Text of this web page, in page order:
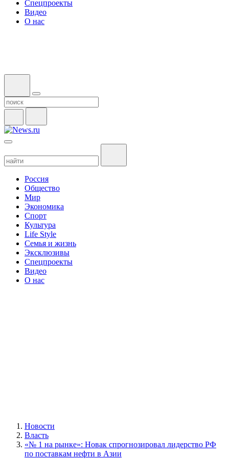
Спецпроекты
Видео
О нас
Россия
Общество
Мир
Экономика
Спорт
Культура
Life Style
Семья и жизнь
Эксклюзивы
Спецпроекты
Видео
О нас
Новости
Власть
«№ 1 на рынке»: Новак спрогнозировал лидерство РФ
по поставкам нефти в Азии